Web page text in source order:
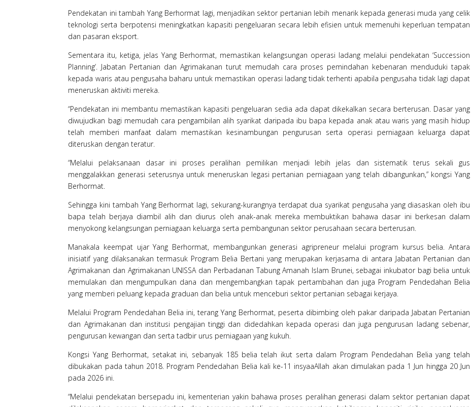
Pendekatan ini tambah Yang Berhormat lagi, menjadikan sektor pertanian lebih menarik kepada generasi muda yang celik
teknologi serta berpotensi meningkatkan kapasiti pengeluaran secara lebih efisien untuk memenuhi keperluan tempatan
dan pasaran eksport.
Sementara itu, ketiga, jelas Yang Berhormat, memastikan kelangsungan operasi ladang melalui pendekatan ‘Succession
Planning’. Jabatan Pertanian dan Agrimakanan turut memudah cara proses pemindahan kebenaran menduduki tapak
kepada waris atau pengusaha baharu untuk memastikan operasi ladang tidak terhenti apabila pengusaha tidak lagi dapat
meneruskan aktiviti mereka.
“Pendekatan ini membantu memastikan kapasiti pengeluaran sedia ada dapat dikekalkan secara berterusan. Dasar yang
diwujudkan bagi memudah cara pengambilan alih syarikat daripada ibu bapa kepada anak atau waris yang masih hidup
telah memberi manfaat dalam memastikan kesinambungan pengurusan serta operasi perniagaan keluarga dapat
diteruskan dengan teratur.
“Melalui pelaksanaan dasar ini proses peralihan pemilikan menjadi lebih jelas dan sistematik terus sekali gus
menggalakkan generasi seterusnya untuk meneruskan legasi pertanian perniagaan yang telah dibangunkan,” kongsi Yang
Berhormat.
Sehingga kini tambah Yang Berhormat lagi, sekurang-kurangnya terdapat dua syarikat pengusaha yang diasaskan oleh ibu
bapa telah berjaya diambil alih dan diurus oleh anak-anak mereka membuktikan bahawa dasar ini berkesan dalam
menyokong kelangsungan perniagaan keluarga serta pembangunan sektor perusahaan secara berterusan.
Manakala keempat ujar Yang Berhormat, membangunkan generasi agripreneur melalui program kursus belia. Antara
inisiatif yang dilaksanakan termasuk Program Belia Bertani yang merupakan kerjasama di antara Jabatan Pertanian dan
Agrimakanan dan Agrimakanan UNISSA dan Perbadanan Tabung Amanah Islam Brunei, sebagai inkubator bagi belia untuk
memulakan dan mengumpulkan dana dan mengembangkan tapak pertambahan dan juga Program Pendedahan Belia
yang memberi peluang kepada graduan dan belia untuk menceburi sektor pertanian sebagai kerjaya.
Melalui Program Pendedahan Belia ini, terang Yang Berhormat, peserta dibimbing oleh pakar daripada Jabatan Pertanian
dan Agrimakanan dan institusi pengajian tinggi dan didedahkan kepada operasi dan juga pengurusan ladang sebenar,
pengurusan kewangan dan serta tadbir urus perniagaan yang kukuh.
Kongsi Yang Berhormat, setakat ini, sebanyak 185 belia telah ikut serta dalam Program Pendedahan Belia yang telah
dibukakan pada tahun 2018. Program Pendedahan Belia kali ke-11 insyaaAllah akan dimulakan pada 1 Jun hingga 20 Jun
pada 2026 ini.
“Melalui pendekatan bersepadu ini, kementerian yakin bahawa proses peralihan generasi dalam sektor pertanian dapat